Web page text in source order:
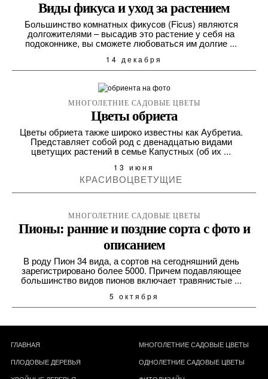
Виды фикуса и уход за растением
Большинство комнатных фикусов (Ficus) являются
долгожителями – высадив это растение у себя на
подоконнике, вы сможете любоваться им долгие ...
14 декабря
МНОГОЛЕТНИЕ САДОВЫЕ ЦВЕТЫ
Цветы обриета
Цветы обриета также широко известны как Аубретиа.
Представляет собой род с двенадцатью видами
цветущих растений в семье Капустных (об их ...
13 июня
КРАСИВОЦВЕТУЩИЕ
МНОГОЛЕТНИЕ САДОВЫЕ ЦВЕТЫ
Пионы: ранние и поздние сорта с фото и
описанием
В роду Пион 34 вида, а сортов на сегодняшний день
зарегистрировано более 5000. Причем подавляющее
большинство видов пионов включает травянистые ...
5 октября
ГЛАВНАЯ
МНОГОЛЕТНИЕ САДОВЫЕ ЦВЕТЫ
ПЛОДОВЫЕ ДЕРЕВЬЯ
ОДНОЛЕТНИЕ САДОВЫЕ ЦВЕТЫ